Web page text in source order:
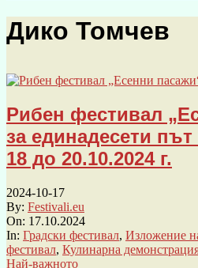
Дико Томчев
Рибен фестивал
за единадесети
18 до 20.10.2024 г.
2024-10-17
By: Festivali.eu
On: 17.10.2024
In: Градски фестивал, Изложение
фестивал, Кулинарна
Най-важното